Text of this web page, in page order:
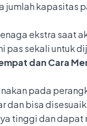
jumlah
ekstra saat
sekali untuk
dan Cara
pada
dan bisa
tinggi dan